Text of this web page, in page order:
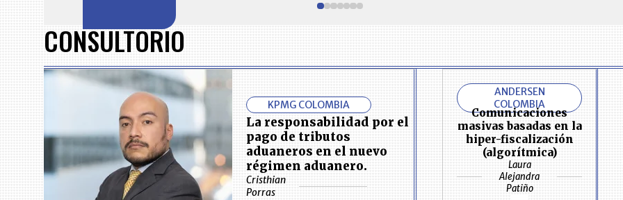
CONSULTORIO
KPMG COLOMBIA
La responsabilidad por el
pago de tributos
aduaneros en el nuevo
régimen aduanero.
Cristhian
Porras
ANDERSEN
COLOMBIA
Comunicaciones
masivas basadas en la
hiper-fiscalización
(algorítmica)
Laura
Alejandra
Patiño